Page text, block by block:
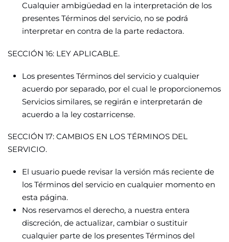
Cualquier ambigüedad en la interpretación de los
presentes Términos del servicio, no se podrá
interpretar en contra de la parte redactora.
SECCIÓN 16: LEY APLICABLE.
Los presentes Términos del servicio y cualquier
acuerdo por separado, por el cual le proporcionemos
Servicios similares, se regirán e interpretarán de
acuerdo a la ley costarricense.
SECCIÓN 17: CAMBIOS EN LOS TÉRMINOS DEL
SERVICIO.
El usuario puede revisar la versión más reciente de
los Términos del servicio en cualquier momento en
esta página.
Nos reservamos el derecho, a nuestra entera
discreción, de actualizar, cambiar o sustituir
cualquier parte de los presentes Términos del